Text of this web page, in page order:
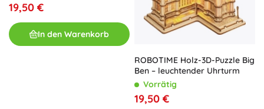
19,50 €
In den Warenkorb
ROBOTIME Holz-3D-Puzzle Big
Ben – leuchtender Uhrturm
Vorrätig
19,50 €